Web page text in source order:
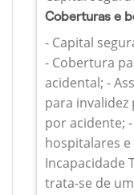
Coberturas e
- Capital
- Cobertura
acidental; -
para
por acidente;
hospitalares
Incapacidade
trata-se de